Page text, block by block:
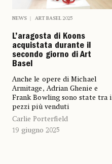
NEWS ART BASEL 2025
L’aragosta di Koons
acquistata durante il
secondo giorno di Art
Basel
Anche le opere di Michael
Armitage, Adrian Ghenie e
Frank Bowling sono state tra i
pezzi più venduti
Carlie Porterfield
19 giugno 2025